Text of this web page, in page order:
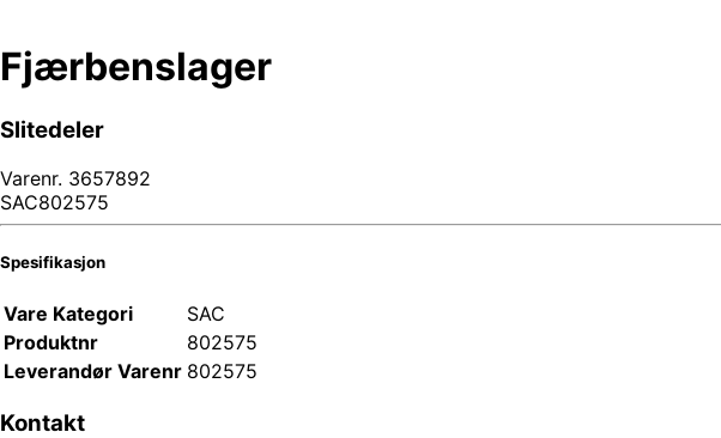
Fjærbenslager
Slitedeler
Varenr. 3657892
SAC802575
Spesifikasjon
Vare Kategori
SAC
Produktnr
802575
Leverandør Varenr 802575
Kontakt